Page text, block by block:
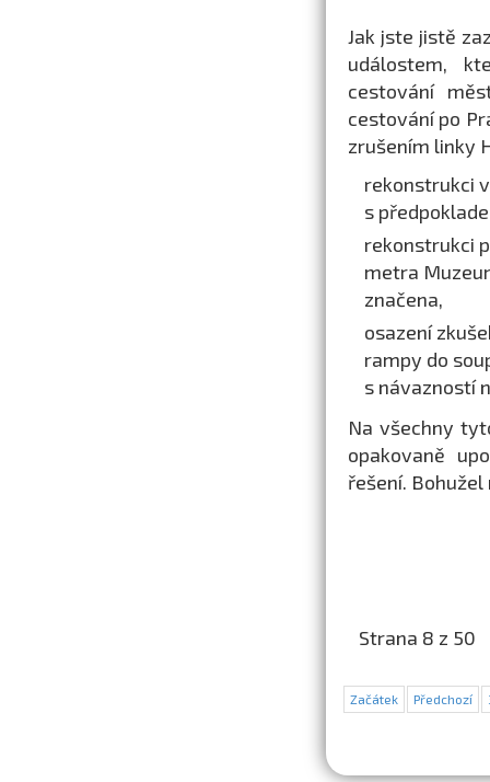
Jak jste jistě
událostem,
cestování
cestování po
zrušením linky
rekonstrukci
s
rekonstrukci
metra
značena,
osazení
rampy do
s návazností
Na všechny
opakovaně
řešení.
Strana 8 z 50
Začátek Předchozí